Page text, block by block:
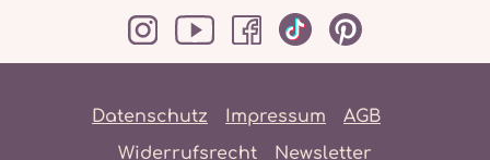
Datenschutz Impressum
AGB
Widerrufsrecht
Newsletter